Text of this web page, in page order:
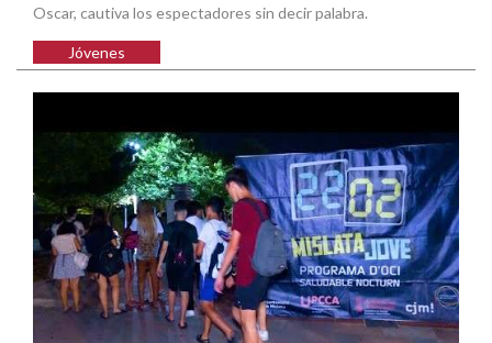
Oscar, cautiva los espectadores sin decir palabra.
Jóvenes